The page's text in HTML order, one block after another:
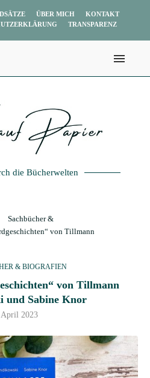
ÜBER MICH
KONTAKT
TRANSPARENZ
die Bücherwelten
Sachbücher &
von Tillmann
& BIOGRAFIEN
von Tillmann
und Sabine Knor
April 2023